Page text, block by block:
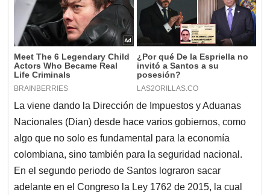
La viene dando la Dirección de Impuestos y Aduanas
Nacionales (Dian) desde hace varios gobiernos, como
algo que no solo es fundamental para la economía
colombiana, sino también para la seguridad nacional.
En el segundo periodo de Santos lograron sacar
adelante en el Congreso la Ley 1762 de 2015, la cual